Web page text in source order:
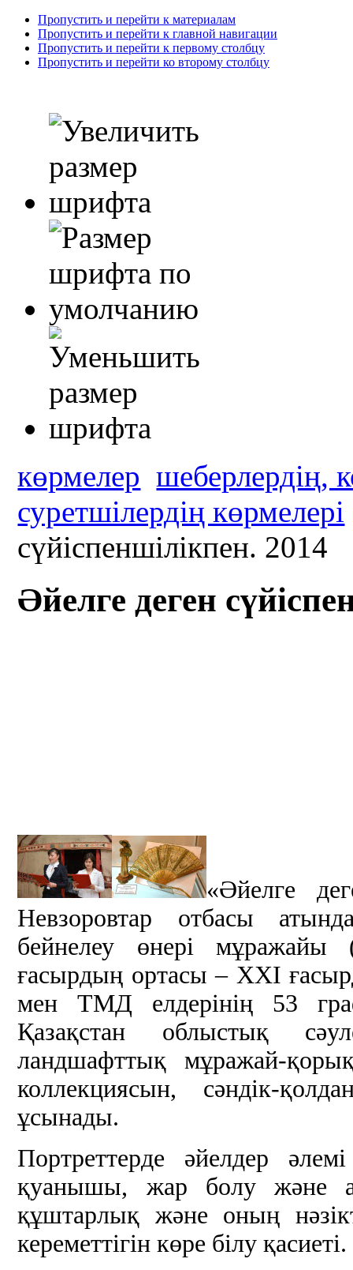
Пропустить и перейти к материалам
Пропустить и перейти к главной навигации
Пропустить и перейти к первому столбцу
Пропустить и перейти ко второму столбцу
көрмелер шеберлердің,
суретшілердің көрмелері
сүйіспеншілікпен. 2014
Әйелге деген
«Әйелге
Невзоровтар отбасы
бейнелеу өнері
ғасырдың ортасы – ХХІ
мен ТМД елдерінің 53
Қазақстан облыстық
ландшафттық мұражай-
коллекциясын, сәндік-
ұсынады.
Портреттерде әйелдер
қуанышы, жар болу және
құштарлық және оның
кереметтігін көре білу қасиеті.